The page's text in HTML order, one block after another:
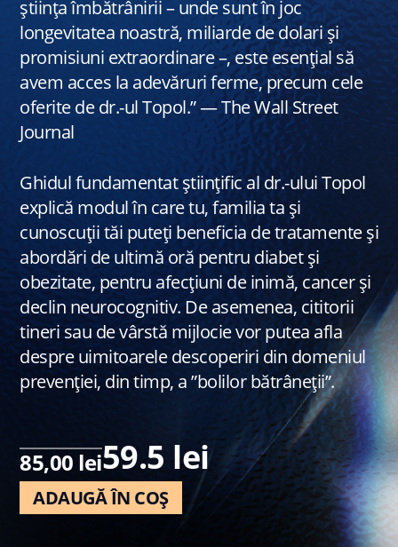
știința îmbătrânirii – unde sunt în joc
longevitatea noastră, miliarde de dolari și
promisiuni extraordinare –, este esențial să
avem acces la adevăruri ferme, precum cele
oferite de dr.-ul Topol.” — The Wall Street
Journal
Ghidul fundamentat științific al dr.-ului Topol
explică modul în care tu, familia ta și
cunoscuții tăi puteți beneficia de tratamente și
abordări de ultimă oră pentru diabet și
obezitate, pentru afecțiuni de inimă, cancer și
declin neurocognitiv. De asemenea, cititorii
tineri sau de vârstă mijlocie vor putea afla
despre uimitoarele descoperiri din domeniul
prevenției, din timp, a ”bolilor bătrâneții”.
85,00 lei59.5 lei
ADAUGĂ ÎN COȘ